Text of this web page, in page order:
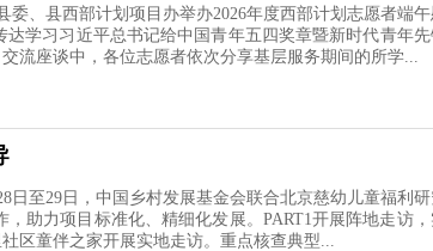
、县西部计划项目办举办2026年度西部计划志愿者端
学习习近平总书记给中国青年五四奖章暨新时代青年
流座谈中，各位志愿者依次分享基层服务期间的所学...
至29日，中国乡村发展基金会联合北京慈幼儿童福利
助力项目标准化、精细化发展。PART1开展阵地走访
区童伴之家开展实地走访。重点核查典型...